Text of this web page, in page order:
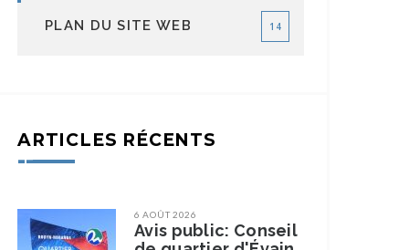
PLAN DU SITE WEB 14
ARTICLES RÉCENTS
6 AOÛT 2026
Avis public: Conseil